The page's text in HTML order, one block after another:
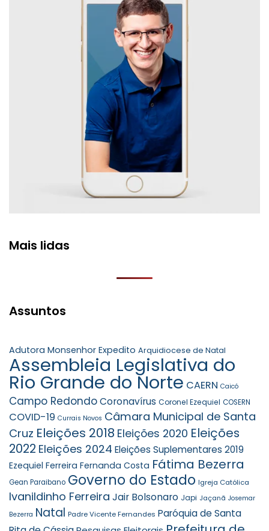
Mais lidas
Assuntos
Adutora Monsenhor Expedito Arquidiocese de Natal
Assembleia Legislativa do
Rio Grande do Norte CAERN Caicó
Campo RedondoCoronavírus Coronel Ezequiel COSERN
COVID-19 Currais Novos Câmara Municipal de Santa
Cruz Eleições 2018 Eleições 2020 Eleições
2022 Eleições 2024 Eleições Suplementares 2019
Ezequiel Ferreira Fernanda Costa Fátima Bezerra
Gean Paraibano Governo do Estado Igreja Católica
Ivanildinho Ferreira Jair Bolsonaro Japi Jaçanã Josemar
Bezerra Natal Padre Vicente Fernandes Paróquia de Santa